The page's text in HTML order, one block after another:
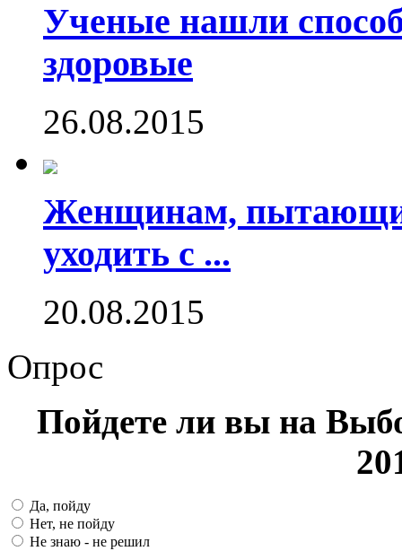
Ученые нашли
здоровые
26.08.2015
Женщинам,
уходить с ...
20.08.2015
Опрос
Пойдете ли вы на
Да, пойду
Нет, не пойду
Не знаю - не решил